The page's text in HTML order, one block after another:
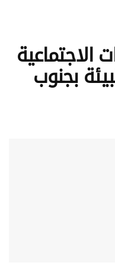
الاجتماعية
بجنوب